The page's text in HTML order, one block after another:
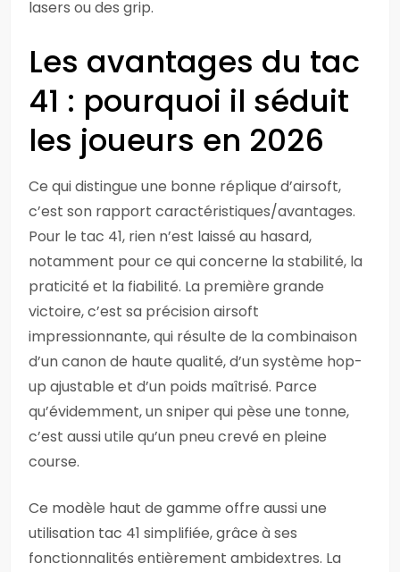
lasers ou des grip.
Les avantages du tac
41 : pourquoi il séduit
les joueurs en 2026
Ce qui distingue une bonne réplique d’airsoft,
c’est son rapport caractéristiques/avantages.
Pour le tac 41, rien n’est laissé au hasard,
notamment pour ce qui concerne la stabilité, la
praticité et la fiabilité. La première grande
victoire, c’est sa précision airsoft
impressionnante, qui résulte de la combinaison
d’un canon de haute qualité, d’un système hop-
up ajustable et d’un poids maîtrisé. Parce
qu’évidemment, un sniper qui pèse une tonne,
c’est aussi utile qu’un pneu crevé en pleine
course.
Ce modèle haut de gamme offre aussi une
utilisation tac 41 simplifiée, grâce à ses
fonctionnalités entièrement ambidextres. La